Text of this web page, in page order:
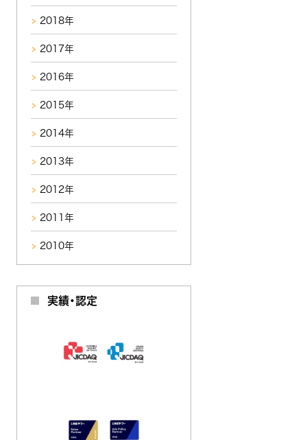
2018年
2017年
2016年
2015年
2014年
2013年
2012年
2011年
2010年
実績・認定